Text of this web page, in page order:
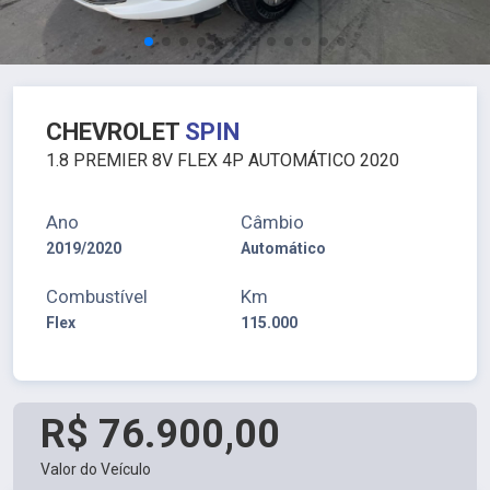
CHEVROLET SPIN
1.8 PREMIER 8V FLEX 4P AUTOMÁTICO 2020
Ano
2019/2020
Câmbio
Automático
Combustível
Flex
Km
115.000
R$ 76.900,00
Valor do Veículo